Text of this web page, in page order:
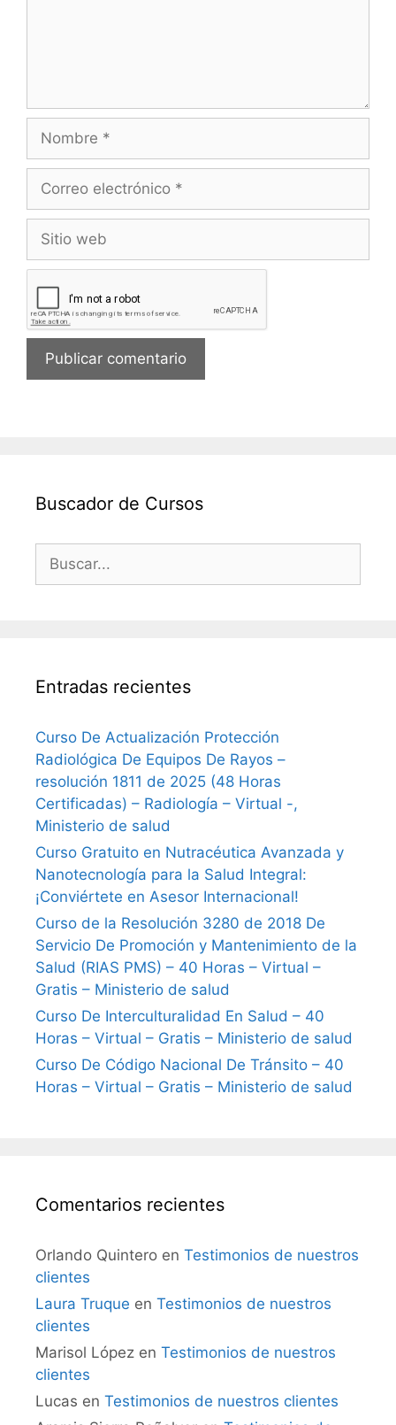
electrónico
web
Buscador de Cursos
Buscar:
Entradas recientes
Curso De Actualización Protección
Radiológica De Equipos De Rayos –
resolución 1811 de 2025 (48 Horas
Certificadas) – Radiología – Virtual -,
Ministerio de salud
Curso Gratuito en Nutracéutica Avanzada y
Nanotecnología para la Salud Integral:
¡Conviértete en Asesor Internacional!
Curso de la Resolución 3280 de 2018 De
Servicio De Promoción y Mantenimiento de la
Salud (RIAS PMS) – 40 Horas – Virtual –
Gratis – Ministerio de salud
Curso De Interculturalidad En Salud – 40
Horas – Virtual – Gratis – Ministerio de salud
Curso De Código Nacional De Tránsito – 40
Horas – Virtual – Gratis – Ministerio de salud
Comentarios recientes
Orlando Quintero en Testimonios de nuestros
clientes
Laura Truque en Testimonios de nuestros
clientes
Marisol López en Testimonios de nuestros
clientes
Lucas en Testimonios de nuestros clientes